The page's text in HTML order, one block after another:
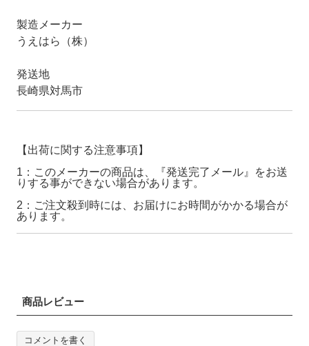
製造メーカー
うえはら（株）
発送地
長崎県対馬市
【出荷に関する注意事項】
1：このメーカーの商品は、『発送完了メール』をお送
りする事ができない場合があります。
2：ご注文殺到時には、お届けにお時間がかかる場合が
あります。
商品レビュー
コメントを書く